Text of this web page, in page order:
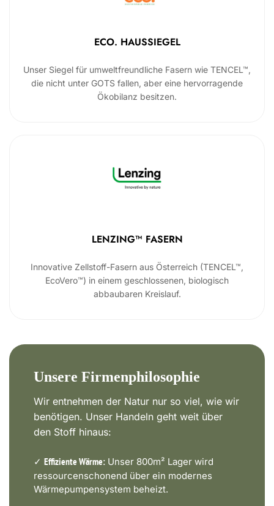
ECO. HAUSSIEGEL
Unser Siegel für umweltfreundliche Fasern wie TENCEL™,
die nicht unter GOTS fallen, aber eine hervorragende
Ökobilanz besitzen.
LENZING™ FASERN
Innovative Zellstoff-Fasern aus Österreich (TENCEL™,
EcoVero™) in einem geschlossenen, biologisch
abbaubaren Kreislauf.
Unsere Firmenphilosophie
Wir entnehmen der Natur nur so viel, wie wir
benötigen. Unser Handeln geht weit über
den Stoff hinaus:
✓ Effiziente Wärme: Unser 800m² Lager wird
ressourcenschonend über ein modernes
Wärmepumpensystem beheizt.